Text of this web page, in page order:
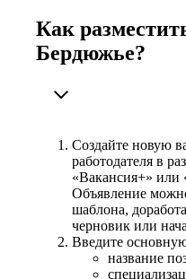
Как
Бердюжье?
Создайте новую
работодателя в
«Вакансия+» или
Объявление
шаблона,
черновик или
Введите
название